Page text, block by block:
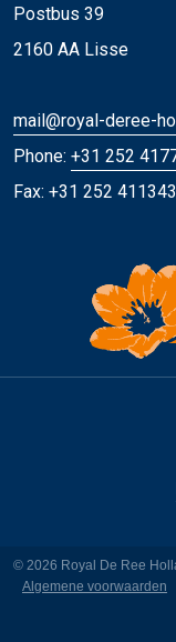
Postbus 39
2160 AA Lisse
mail@royal-deree-
Phone: +31 252
Fax: +31 252 411343
© 2026 Royal De Ree
Algemene voorwaarden